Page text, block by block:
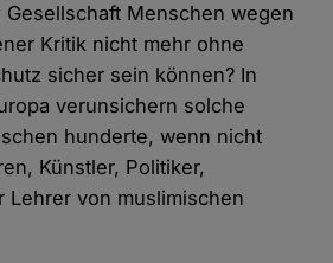
Menschen wegen
Kritik nicht mehr ohne
sicher sein können? In
verunsichern solche
hunderte, wenn nicht
Künstler, Politiker,
Lehrer von muslimischen